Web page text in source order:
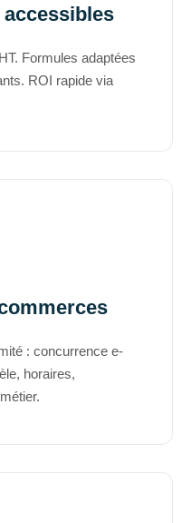
Formules adaptées
ROI rapide via
: concurrence e-
horaires,